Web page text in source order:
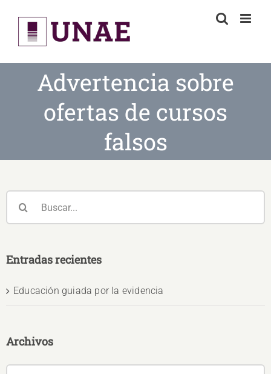
content
Advertencia sobre
ofertas de cursos
falsos
Entradas recientes
Educación guiada por la evidencia
Archivos